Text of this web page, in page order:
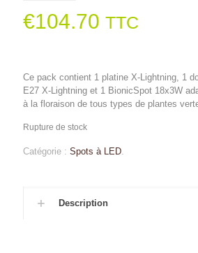
€104.70 TTC
Ce pack contient 1 platine X-Lightning, 1
E27 X-Lightning et 1 BionicSpot 18x3W
à la floraison de tous types de plantes
Rupture de stock
Catégorie : Spots à LED
Description